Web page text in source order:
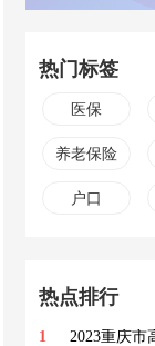
热门标签
医保
养老保险
户口
热点排行
1